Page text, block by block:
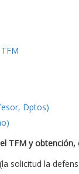
Dptos)
TFM y
solicitud la